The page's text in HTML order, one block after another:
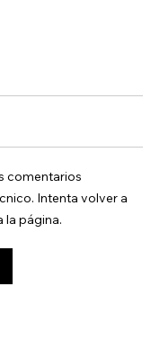
comentarios
Intenta volver a
la página.